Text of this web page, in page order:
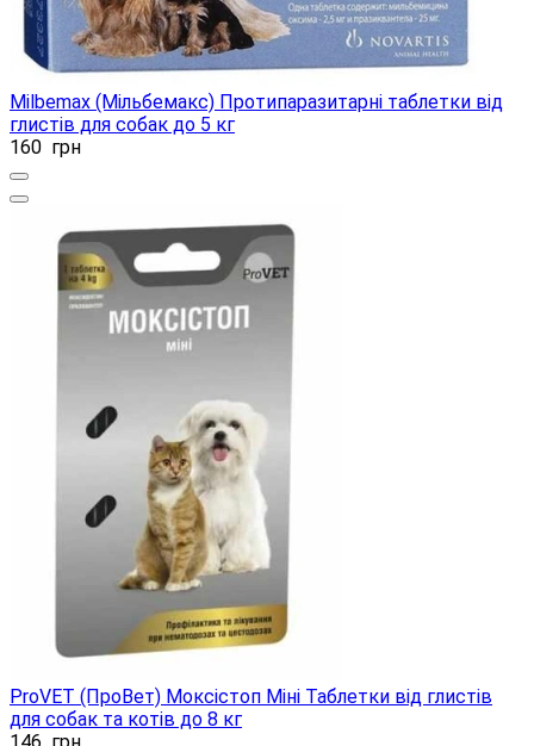
Milbemax (Мільбемакс) Протипаразитарні таблетки від
глистів для собак до 5 кг
160 грн
ProVET (ПроВет) Моксістоп Міні Таблетки від глистів
для собак та котів до 8 кг